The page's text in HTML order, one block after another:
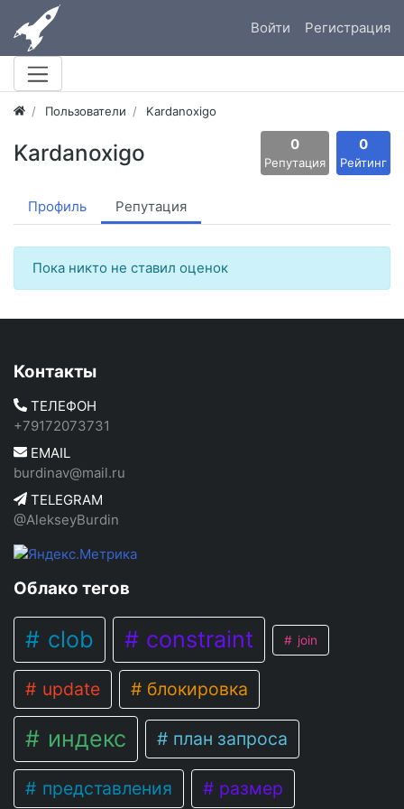
Войти Регистрация
Пользователи Kardanoxigo
Kardanoxigo 0
Репутация
0
Рейтинг
Профиль Репутация
Пока никто не ставил оценок
Контакты
ТЕЛЕФОН
+79172073731
EMAIL
burdinav@mail.ru
TELEGRAM
@AlekseyBurdin
Облако тегов
clob constraint join
update блокировка
индекс план запроса
представления размер